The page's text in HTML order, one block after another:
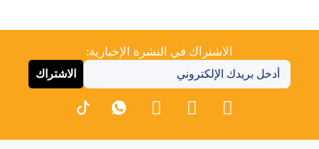
الاشتراك في النشرة الإخبارية:
الاشتراك